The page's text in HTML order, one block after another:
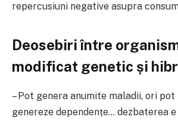
repercusiuni negative asupra
Deosebiri între
modificat genetic și
– Pot genera anumite maladii, ori
genereze dependențe… dezbaterea